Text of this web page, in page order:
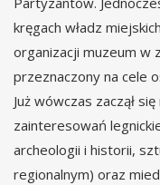
kręgach władz
organizacji muzeum w
przeznaczony na cele
Już wówczas zaczął
zainteresowań
archeologii i historii,
regionalnym) oraz